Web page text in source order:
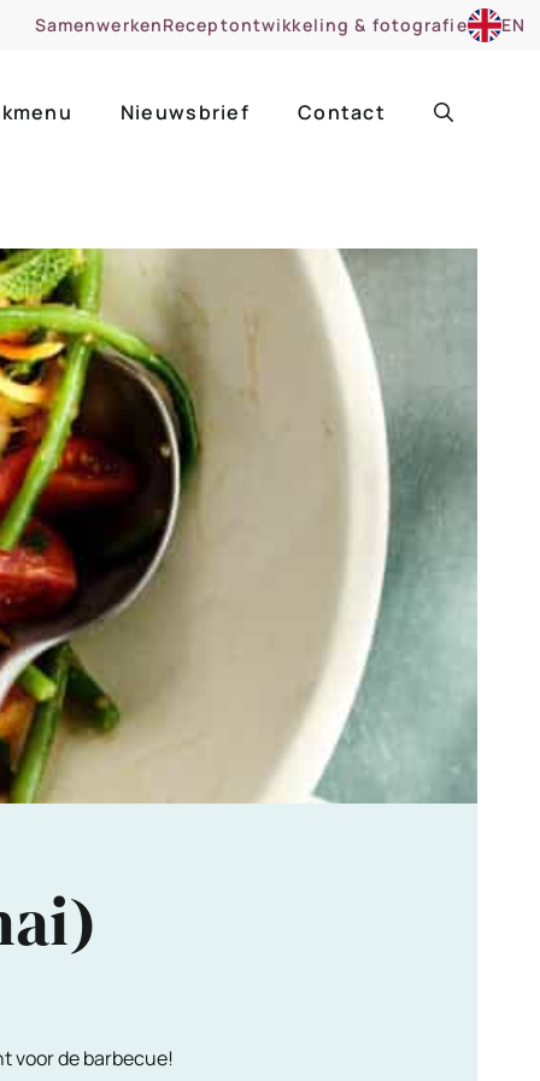
SamenwerkenReceptontwikkeling & fotografie EN
zoet
Nieuwsbrief Contact
voor de barbecue!